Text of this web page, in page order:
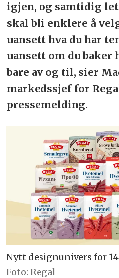
igjen, og samtidig
skal bli enklere å
uansett hva du har
uansett om du baker
bare av og til, sier
markedssjef for
pressemelding.
Nytt designunivers for
Foto: Regal